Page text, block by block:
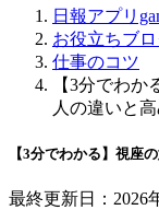
日報アプリ
お役立ちブ
仕事のコツ
【3分でわ
人の違いと
【3分でわかる】視座
最終更新日：2026